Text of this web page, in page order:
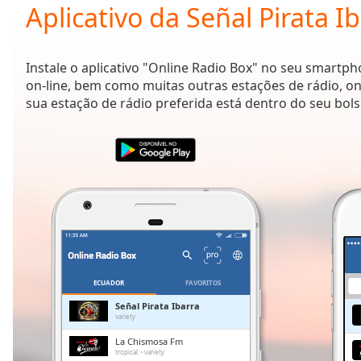
Current
Time0:00
Duration-:-
Loaded:
0.00%
Remaining
Aplicativo da Señal Pirata
Instale o aplicativo "Online Radio Box" no seu
on-line, bem como muitas outras estações de rádio,
sua estação de rádio preferida está dentro do seu
ECUADOR FAVORITOS
Señal Pirata Ibarra
variety
La Chismosa Fm
tropical variety